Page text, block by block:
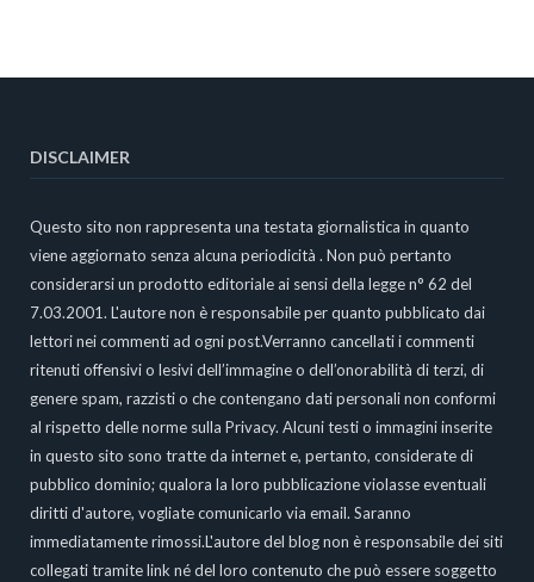
DISCLAIMER
Questo sito non rappresenta una testata giornalistica in quanto
viene aggiornato senza alcuna periodicità . Non può pertanto
considerarsi un prodotto editoriale ai sensi della legge n° 62 del
7.03.2001. L'autore non è responsabile per quanto pubblicato dai
lettori nei commenti ad ogni post.Verranno cancellati i commenti
ritenuti offensivi o lesivi dell’immagine o dell’onorabilità di terzi, di
genere spam, razzisti o che contengano dati personali non conformi
al rispetto delle norme sulla Privacy. Alcuni testi o immagini inserite
in questo sito sono tratte da internet e, pertanto, considerate di
pubblico dominio; qualora la loro pubblicazione violasse eventuali
diritti d'autore, vogliate comunicarlo via email. Saranno
immediatamente rimossi.L'autore del blog non è responsabile dei siti
collegati tramite link né del loro contenuto che può essere soggetto